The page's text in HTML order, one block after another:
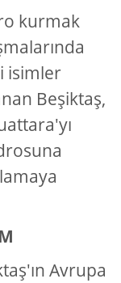
kurmak
isimler
Beşiktaş,
Avrupa